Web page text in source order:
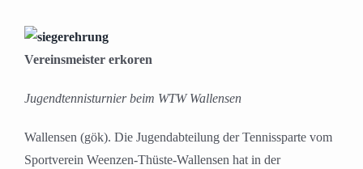
Vereinsmeister erkoren
Jugendtennisturnier beim WTW Wallensen
Wallensen (gök). Die Jugendabteilung der Tennissparte vom
Sportverein Weenzen-Thüste-Wallensen hat in der